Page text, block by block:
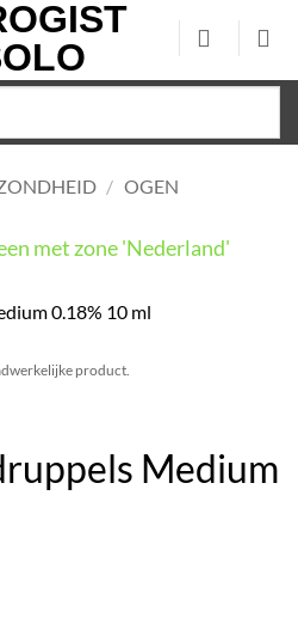
/ OGEN
met zone 'Nederland'
product.
Medium